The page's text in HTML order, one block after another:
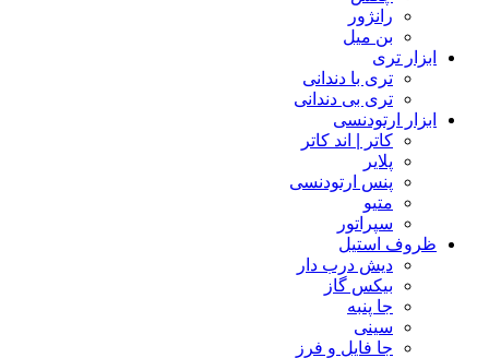
رانژور
بن میل
ابزار تری
تری با دندانی
تری بی دندانی
ابزار ارتودنسی
کاتر | اند کاتر
پلایر
پنس ارتودنسی
متیو
سپراتور
ظروف استیل
دیش درب دار
بیکس گاز
جا پنبه
سینی
جا فایل و فرز